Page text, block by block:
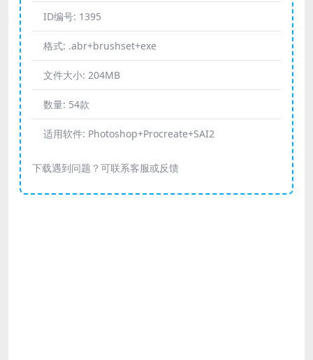
ID编号: 1395
格式: .abr+brushset+exe
文件大小: 204MB
数量: 54款
适用软件: Photoshop+Procreate+SAI2
下载遇到问题？可联系客服或反馈